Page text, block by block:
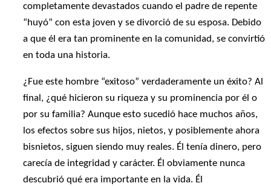
completamente devastados cuando el padre de repente
“huyó” con esta joven y se divorció de su esposa. Debido
a que él era tan prominente en la comunidad, se convirtió
en toda una historia.
¿Fue este hombre “exitoso” verdaderamente un éxito? Al
final, ¿qué hicieron su riqueza y su prominencia por él o
por su familia? Aunque esto sucedió hace muchos años,
los efectos sobre sus hijos, nietos, y posiblemente ahora
bisnietos, siguen siendo muy reales. Él tenía dinero, pero
carecía de integridad y carácter. Él obviamente nunca
descubrió qué era importante en la vida. Él